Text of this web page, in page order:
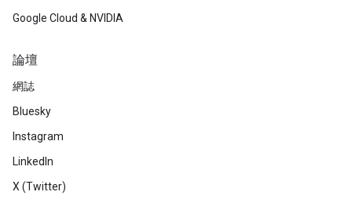
Google Cloud & NVIDIA
論壇
網誌
Bluesky
Instagram
LinkedIn
X (Twitter)